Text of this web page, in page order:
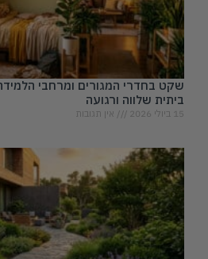
שקט בחדרי המגורים ומרחבי
ביתית שלווה ורגועה
15 ביולי 2026 אין תגובות